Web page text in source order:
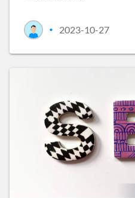
• 2023-10-27